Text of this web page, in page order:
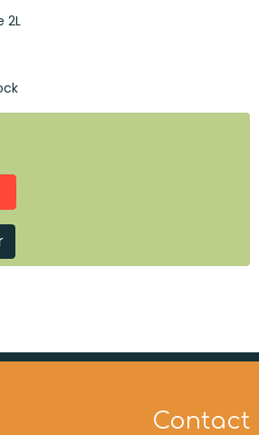
2L
Contact